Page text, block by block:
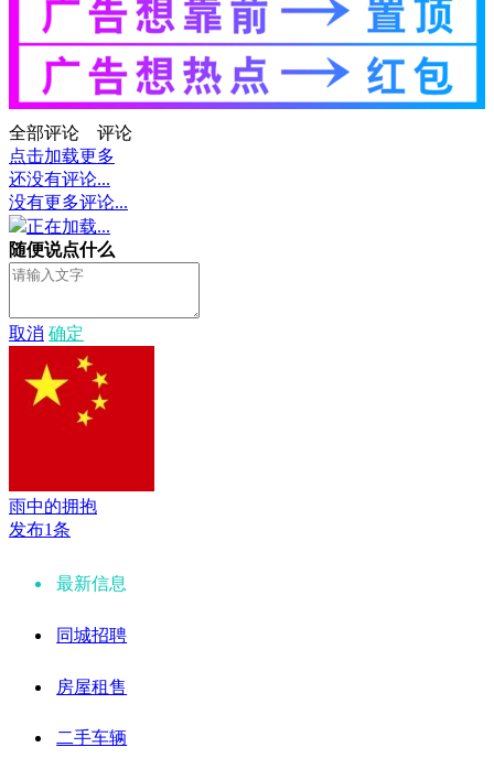
全部评论
评论
点击加载更多
还没有评论...
没有更多评论...
正在加载...
随便说点什么
取消 确定
雨中的拥抱
发布1条
最新信息
同城招聘
房屋租售
二手车辆